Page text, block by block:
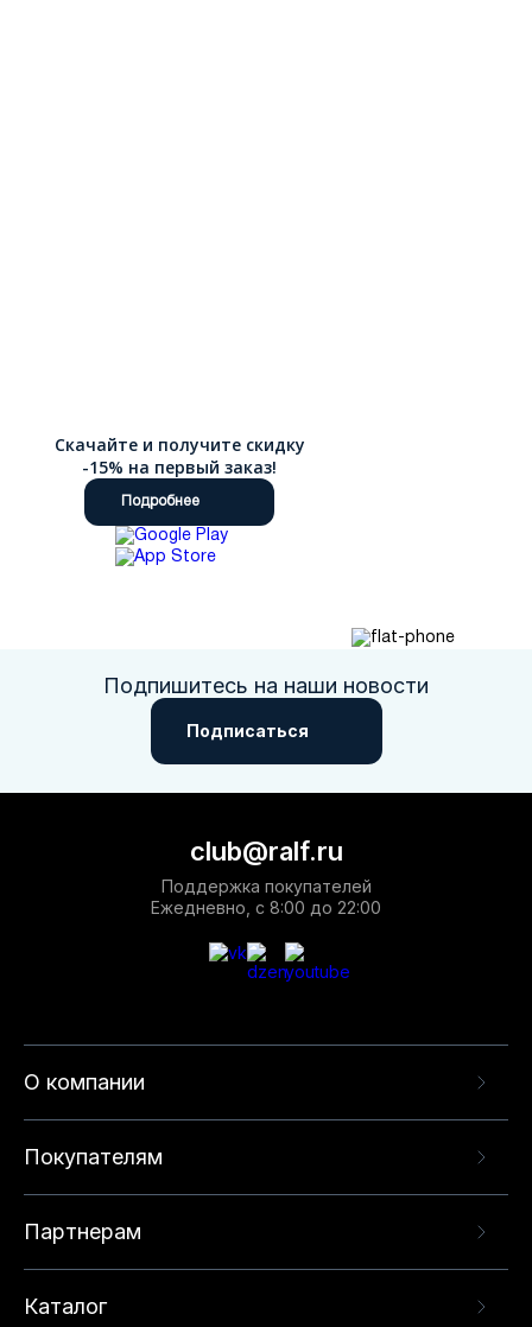
Скачайте и получите скидку
-15% на первый заказ!
Подробнее
Подпишитесь на наши новости
Подписаться
О компании
Покупателям
Партнерам
Каталог
club@ralf.ru
Поддержка покупателей
Ежедневно, с 8:00 до 22:00